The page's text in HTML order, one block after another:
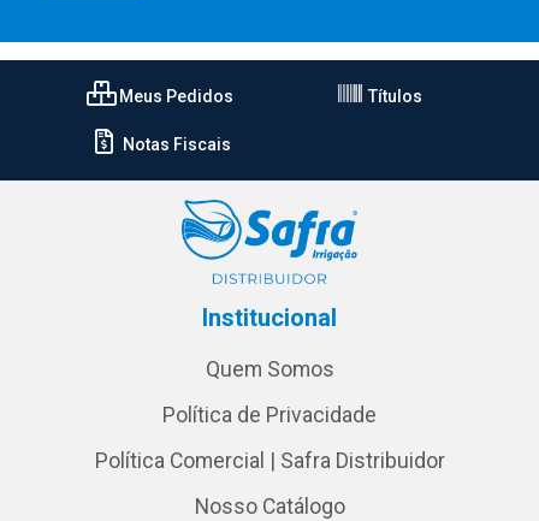
Meus Pedidos Títulos
Notas Fiscais
Institucional
Quem Somos
Política de Privacidade
Política Comercial | Safra Distribuidor
Nosso Catálogo